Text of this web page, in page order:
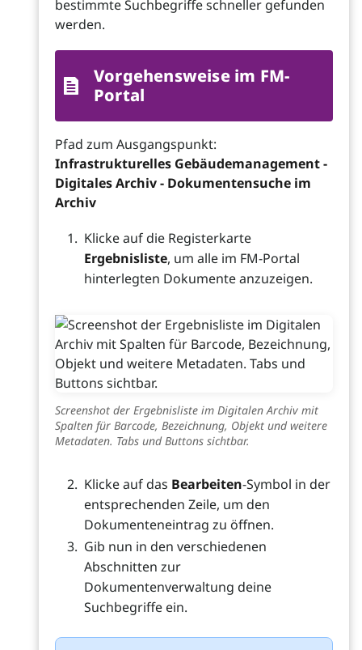
bestimmte Suchbegriffe schneller gefunden
werden.
Vorgehensweise im FM-
Portal
Pfad zum Ausgangspunkt:
Infrastrukturelles Gebäudemanagement -
Digitales Archiv - Dokumentensuche im
Archiv
Klicke auf die Registerkarte
Ergebnisliste, um alle im FM-Portal
hinterlegten Dokumente anzuzeigen.
Screenshot der Ergebnisliste im Digitalen Archiv mit
Spalten für Barcode, Bezeichnung, Objekt und weitere
Metadaten. Tabs und Buttons sichtbar.
Klicke auf das Bearbeiten-Symbol in der
entsprechenden Zeile, um den
Dokumenteneintrag zu öffnen.
Gib nun in den verschiedenen
Abschnitten zur
Dokumentenverwaltung deine
Suchbegriffe ein.